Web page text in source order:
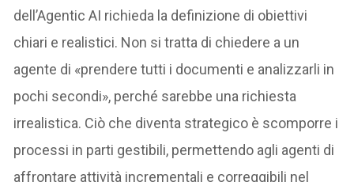
dell’Agentic AI richieda la definizione di obiettivi
chiari e realistici. Non si tratta di chiedere a un
agente di «prendere tutti i documenti e analizzarli in
pochi secondi», perché sarebbe una richiesta
irrealistica. Ciò che diventa strategico è scomporre i
processi in parti gestibili, permettendo agli agenti di
affrontare attività incrementali e correggibili nel